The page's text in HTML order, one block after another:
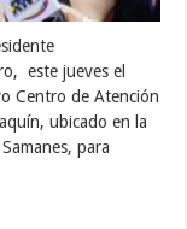
este jueves el
Centro de Atención
ubicado en la
para